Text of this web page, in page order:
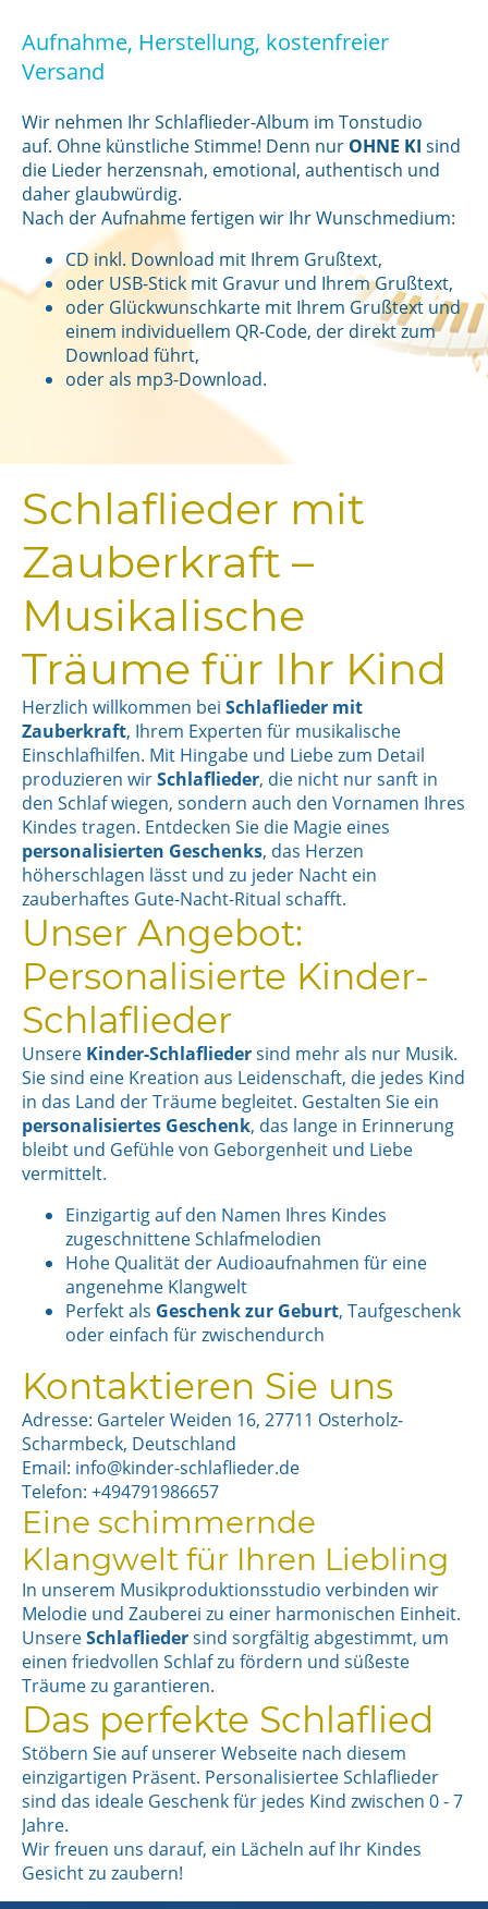
Aufnahme, Herstellung, kostenfreier
Versand
Wir nehmen Ihr Schlaflieder-Album im Tonstudio
auf. Ohne künstliche Stimme! Denn nur OHNE KI sind
die Lieder herzensnah, emotional, authentisch und
daher glaubwürdig.
Nach der Aufnahme fertigen wir Ihr Wunschmedium:
CD inkl. Download mit Ihrem Grußtext,
oder USB-Stick mit Gravur und Ihrem Grußtext,
oder Glückwunschkarte mit Ihrem Grußtext und
einem individuellem QR-Code, der direkt zum
Download führt,
oder als mp3-Download.
Schlaflieder mit
Zauberkraft –
Musikalische
Träume für Ihr Kind
Herzlich willkommen bei Schlaflieder mit
Zauberkraft, Ihrem Experten für musikalische
Einschlafhilfen. Mit Hingabe und Liebe zum Detail
produzieren wirSchlaflieder, die nicht nur sanft in
den Schlaf wiegen, sondern auch den Vornamen Ihres
Kindes tragen. Entdecken Sie die Magie eines
personalisierten Geschenks, das Herzen
höherschlagen lässt und zu jeder Nacht ein
zauberhaftes Gute-Nacht-Ritual schafft.
Unser Angebot:
Personalisierte Kinder-
Schlaflieder
Unsere Kinder-Schlafliedersind mehr als nur Musik.
Sie sind eine Kreation aus Leidenschaft, die jedes Kind
in das Land der Träume begleitet. Gestalten Sie ein
personalisiertes Geschenk, das lange in Erinnerung
bleibt und Gefühle von Geborgenheit und Liebe
vermittelt.
Einzigartig auf den Namen Ihres Kindes
zugeschnittene Schlafmelodien
Hohe Qualität der Audioaufnahmen für eine
angenehme Klangwelt
Perfekt als Geschenk zur Geburt, Taufgeschenk
oder einfach für zwischendurch
Kontaktieren Sie uns
Adresse: Garteler Weiden 16, 27711 Osterholz-
Scharmbeck, Deutschland
Email: info@kinder-schlaflieder.de
Telefon: +494791986657
Eine schimmernde
Klangwelt für Ihren Liebling
In unserem Musikproduktionsstudio verbinden wir
Melodie und Zauberei zu einer harmonischen Einheit.
UnsereSchlafliedersind sorgfältig abgestimmt, um
einen friedvollen Schlaf zu fördern und süßeste
Träume zu garantieren.
Das perfekte Schlaflied
Stöbern Sie auf unserer Webseite nach diesem
einzigartigen Präsent. Personalisiertee Schlaflieder
sind das ideale Geschenk für jedes Kind zwischen 0 - 7
Jahre.
Wir freuen uns darauf, ein Lächeln auf Ihr Kindes
Gesicht zu zaubern!